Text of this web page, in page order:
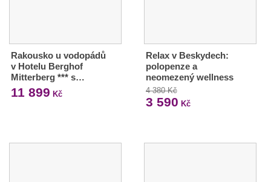
Rakousko u vodopádů
v Hotelu Berghof
Mitterberg *** s…
11 899 Kč
Relax v Beskydech:
polopenze a
neomezený wellness
4 380 Kč
3 590 Kč